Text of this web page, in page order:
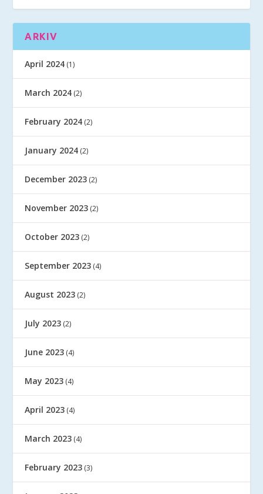
ARKIV
April 2024 (1)
March 2024 (2)
February 2024 (2)
January 2024 (2)
December 2023 (2)
November 2023 (2)
October 2023 (2)
September 2023 (4)
August 2023 (2)
July 2023 (2)
June 2023 (4)
May 2023 (4)
April 2023 (4)
March 2023 (4)
February 2023 (3)